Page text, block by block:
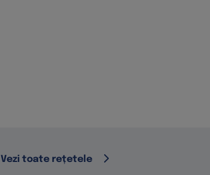
Vezi toate rețetele